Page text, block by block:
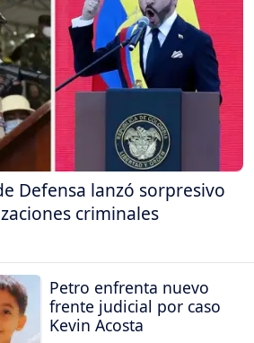
Defensa lanzó sorpresivo
criminales
Petro enfrenta nuevo
frente judicial por caso
Kevin Acosta